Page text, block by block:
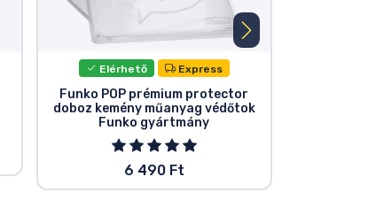
Elérhető Express
Funko POP prémium protector
doboz kemény műanyag védőtok
Funko gyártmány
6 490 Ft